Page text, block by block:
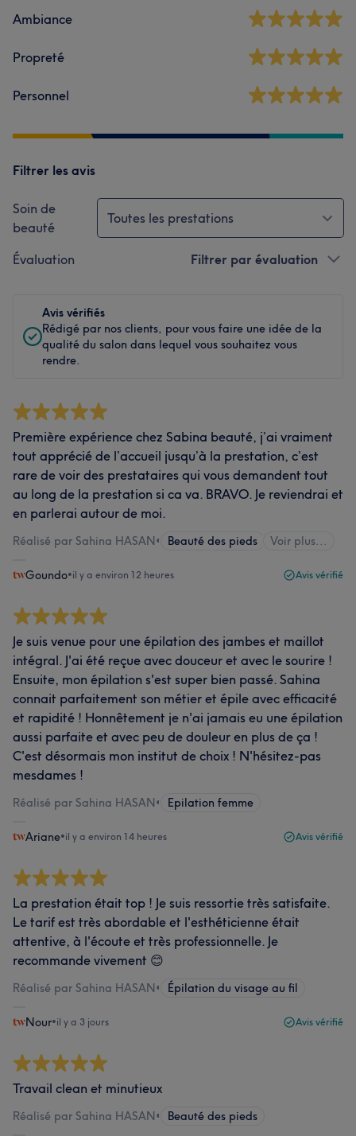
Ambiance
Propreté
Personnel
Filtrer les avis
Soin de
beauté
Toutes les prestations
Évaluation Filtrer par évaluation
Avis vérifiés
Rédigé par nos clients, pour vous faire une idée de la
qualité du salon dans lequel vous souhaitez vous
rendre.
Première expérience chez Sabina beauté, j’ai vraiment
tout apprécié de l’accueil jusqu’à la prestation, c’est
rare de voir des prestataires qui vous demandent tout
au long de la prestation si ca va. BRAVO. Je reviendrai et
en parlerai autour de moi.
Réalisé par Sahina HASAN• Beauté des pieds Voir plus...
Goundo•il y a environ 12 heures Avis vérifié
Je suis venue pour une épilation des jambes et maillot
intégral. J'ai été reçue avec douceur et avec le sourire !
Ensuite, mon épilation s'est super bien passé. Sahina
connait parfaitement son métier et épile avec efficacité
et rapidité ! Honnêtement je n'ai jamais eu une épilation
aussi parfaite et avec peu de douleur en plus de ça !
C'est désormais mon institut de choix ! N'hésitez-pas
mesdames !
Réalisé par Sahina HASAN• Epilation femme
Ariane•il y a environ 14 heures Avis vérifié
La prestation était top ! Je suis ressortie très satisfaite.
Le tarif est très abordable et l'esthéticienne était
attentive, à l'écoute et très professionnelle. Je
recommande vivement 😊
Réalisé par Sahina HASAN• Épilation du visage au fil
Nour•il y a 3 jours Avis vérifié
Travail clean et minutieux
Réalisé par Sahina HASAN• Beauté des pieds